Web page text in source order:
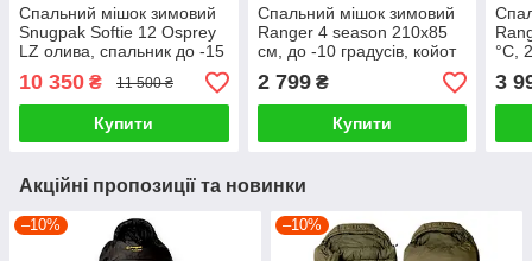
Спальний мішок зимовий
Snugpak Softie 12 Osprey
LZ олива, спальник до -15
10 350 ₴ 11 500 ₴
Купити
Спальний мішок зимовий
Ranger 4 season 210х85
см, до -10 градусів, койот
2 799₴
Купити
°C,
3
Акційні пропозиції та новинки
–10% –10%